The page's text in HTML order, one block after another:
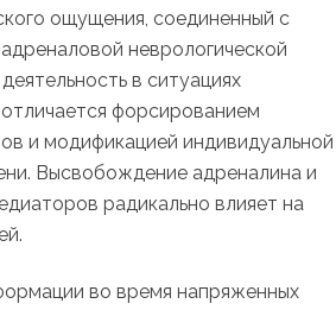
ощущения, соединенный с
неврологической
в ситуациях
форсированием
и модификацией индивидуальной
Высвобождение адреналина и
радикально влияет на
во время напряженных